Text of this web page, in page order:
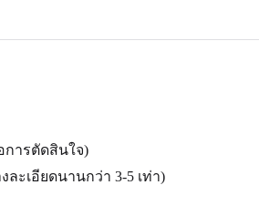
การตัดสินใจ)
ะเอียดนานกว่า 3-5 เท่า)